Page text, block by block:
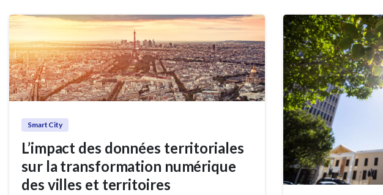
Smart City
L’impact des données territoriales
sur la transformation numérique
des villes et territoires